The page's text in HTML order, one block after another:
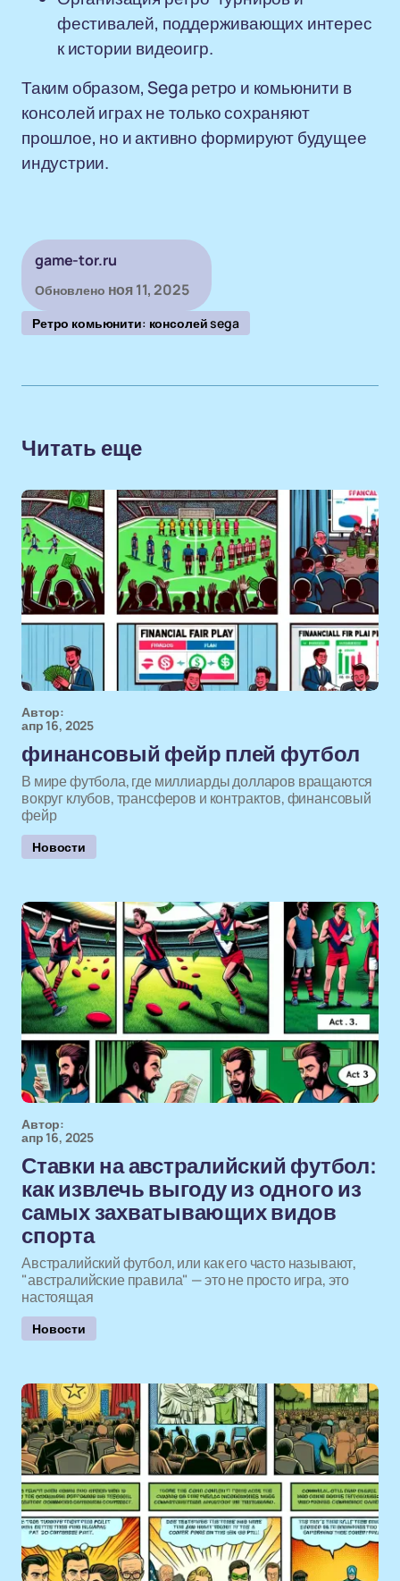
фестивалей, поддерживающих интерес
к истории видеоигр.
Таким образом, Sega ретро и комьюнити в
консолей играх не только сохраняют
прошлое, но и активно формируют будущее
индустрии.
game-tor.ru
Обновлено ноя 11, 2025
Ретро комьюнити: консолей sega
Читать еще
Автор:
апр 16, 2025
финансовый фейр плей футбол
В мире футбола, где миллиарды долларов вращаются
вокруг клубов, трансферов и контрактов, финансовый
фейр
Новости
Автор:
апр 16, 2025
Ставки на австралийский футбол:
как извлечь выгоду из одного из
самых захватывающих видов
спорта
Австралийский футбол, или как его часто называют,
"австралийские правила" — это не просто игра, это
настоящая
Новости